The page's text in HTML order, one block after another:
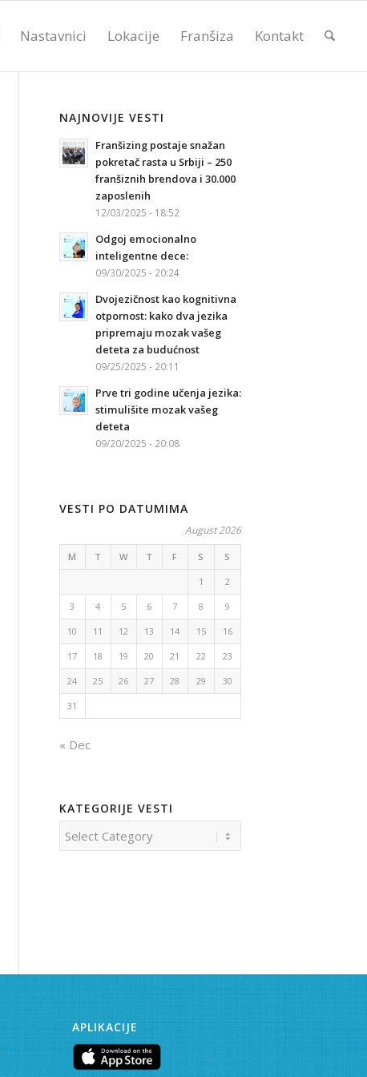
Nastavnici Lokacije Franšiza Kontakt
NAJNOVIJE VESTI
Franšizing postaje snažan
pokretač rasta u Srbiji – 250
franšiznih brendova i 30.000
zaposlenih
12/03/2025 - 18:52
Odgoj emocionalno
inteligentne dece:
09/30/2025 - 20:24
Dvojezičnost kao kognitivna
otpornost: kako dva jezika
pripremaju mozak vašeg
deteta za budućnost
09/25/2025 - 20:11
Prve tri godine učenja jezika:
stimulišite mozak vašeg
deteta
09/20/2025 - 20:08
VESTI PO DATUMIMA
August 2026
M T W T F S S
1 2
3 4 5 6 7 8 9
10 11 12 13 14 15 16
17 18 19 20 21 22 23
24 25 26 27 28 29 30
31
« Dec
KATEGORIJE VESTI
Kategorije
vesti
APLIKACIJE